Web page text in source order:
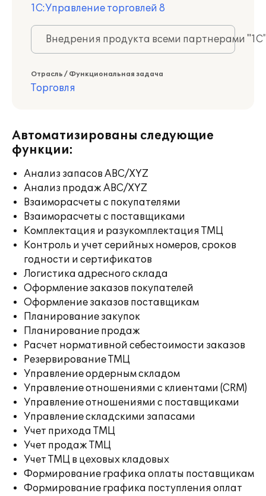
1С:Управление торговлей 8
Внедрения продукта всеми партнерами
Отрасль / Функциональная задача
Торговля
Автоматизированы следующие
функции:
Анализ запасов ABC/XYZ
Анализ продаж ABC/XYZ
Взаиморасчеты с покупателями
Взаиморасчеты с поставщиками
Комплектация и разукомплектация ТМЦ
Контроль и учет серийных номеров, сроков
годности и сертификатов
Логистика адресного склада
Оформление заказов покупателей
Оформление заказов поставщикам
Планирование закупок
Планирование продаж
Расчет нормативной себестоимости заказов
Резервирование ТМЦ
Управление ордерным складом
Управление отношениями с клиентами (CRM)
Управление отношениями с поставщиками
Управление складскими запасами
Учет прихода ТМЦ
Учет продаж ТМЦ
Учет ТМЦ в цеховых кладовых
Формирование графика оплаты поставщикам
Формирование графика поступления оплат